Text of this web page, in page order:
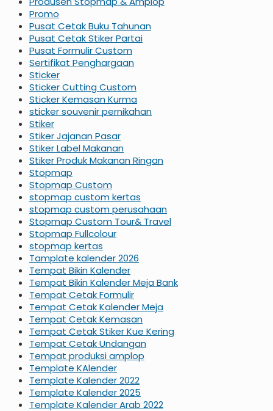
Promo
Pusat Cetak Buku Tahunan
Pusat Cetak Stiker Partai
Pusat Formulir Custom
Sertifikat Penghargaan
Sticker
Sticker Cutting Custom
Sticker Kemasan Kurma
sticker souvenir pernikahan
Stiker
Stiker Jajanan Pasar
Stiker Label Makanan
Stiker Produk Makanan Ringan
Stopmap
Stopmap Custom
stopmap custom kertas
stopmap custom perusahaan
Stopmap Custom Tour& Travel
Stopmap Fullcolour
stopmap kertas
Tamplate kalender 2026
Tempat Bikin Kalender
Tempat Bikin Kalender Meja Bank
Tempat Cetak Formulir
Tempat Cetak Kalender Meja
Tempat Cetak Kemasan
Tempat Cetak Stiker Kue Kering
Tempat Cetak Undangan
Tempat produksi amplop
Template KAlender
Template Kalender 2022
Template Kalender 2025
Template Kalender Arab 2022